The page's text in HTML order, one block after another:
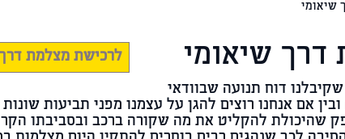
שיאומי
לרכישת מצלמת דרך שיאומי
דוח תנועה שבוודאי
ובין אם אנחנו רוצים להגן על עצמנו מפני תביעות
שהיכולת להקליט את מה שקורה ברכב ובסביבתו